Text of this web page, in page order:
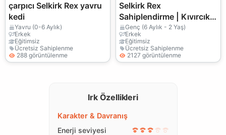
çarpıcı Selkirk Rex yavru
kedi
Yavru (0-6 Aylık)
Erkek
Eğitimsiz
Ücretsiz Sahiplenme
288 görüntülenme
Selkirk Rex
Sahiplendirme | Kıvırcık
Tüylü ve Tatlı Mizaçlı
Genç (6 Aylık - 2 Yaş)
Erkek
Eğitimsiz
Ücretsiz Sahiplenme
2127 görüntülenme
Irk Özellikleri
Karakter & Davranış
Enerji seviyesi